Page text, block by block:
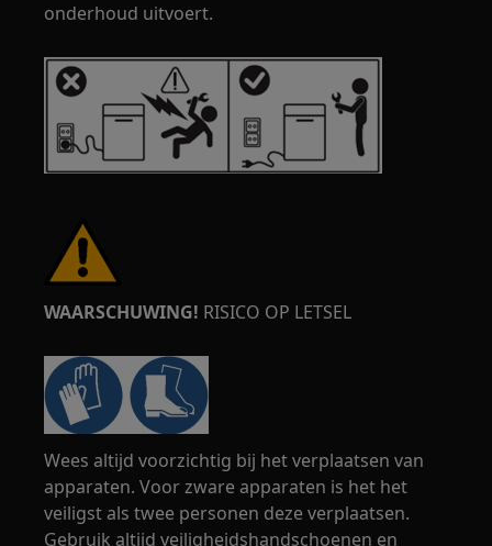
onderhoud uitvoert.
WAARSCHUWING! RISICO OP LETSEL
Wees altijd voorzichtig bij het verplaatsen van
apparaten. Voor zware apparaten is het het
veiligst als twee personen deze verplaatsen.
Gebruik altijd veiligheidshandschoenen en